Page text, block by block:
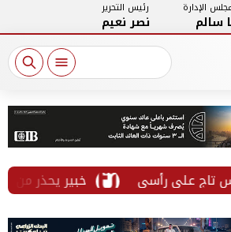
الإدارة
سالم
رئيس التحرير
نصر نعيم
خبير يحذر من الخطوط